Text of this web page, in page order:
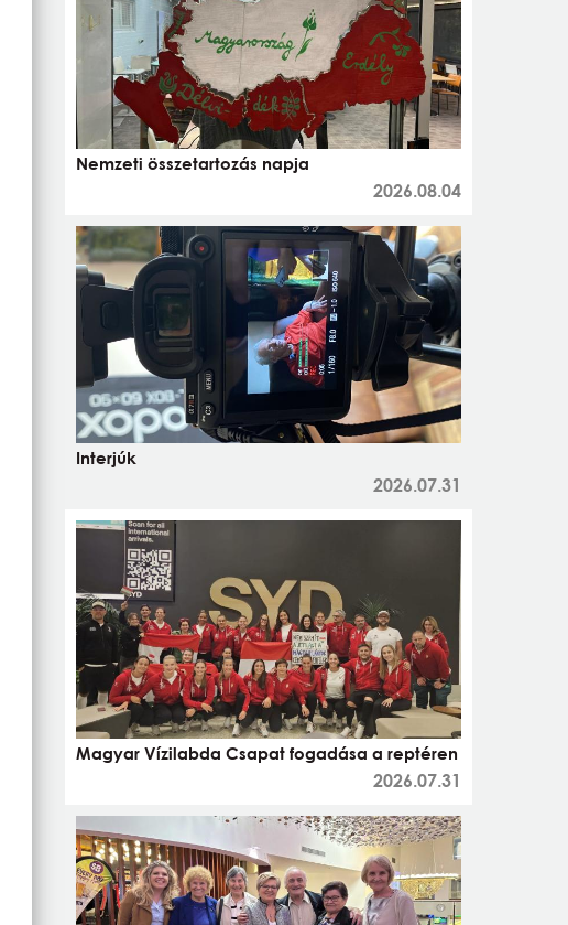
Nemzeti összetartozás napja
2026.08.04
Interjúk
2026.07.31
Magyar Vízilabda Csapat fogadása a reptéren
2026.07.31